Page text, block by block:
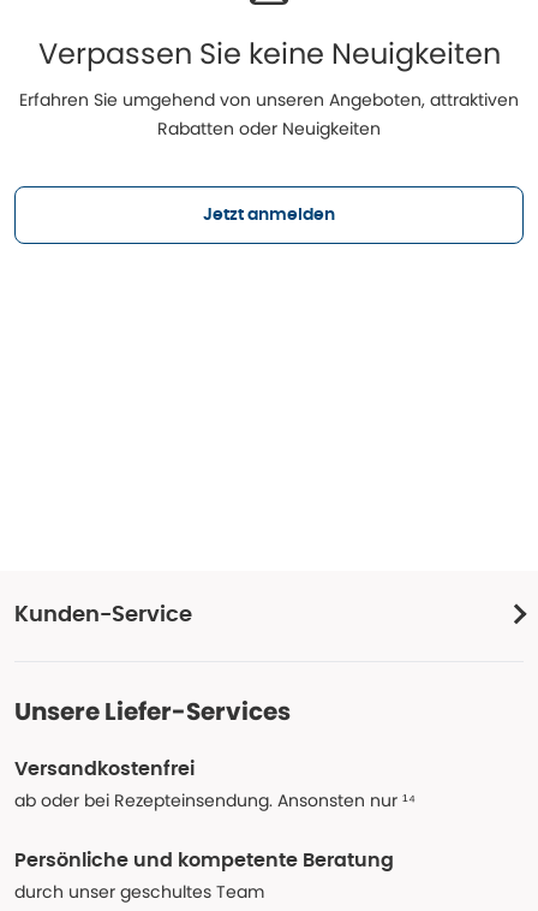
Verpassen Sie keine Neuigkeiten
Erfahren Sie umgehend von unseren Angeboten, attraktiven
Rabatten oder Neuigkeiten
Jetzt anmelden
Kunden-Service
Unsere Liefer-Services
Versandkostenfrei
ab oder bei Rezepteinsendung. Ansonsten nur ¹⁴
Persönliche und kompetente Beratung
durch unser geschultes Team